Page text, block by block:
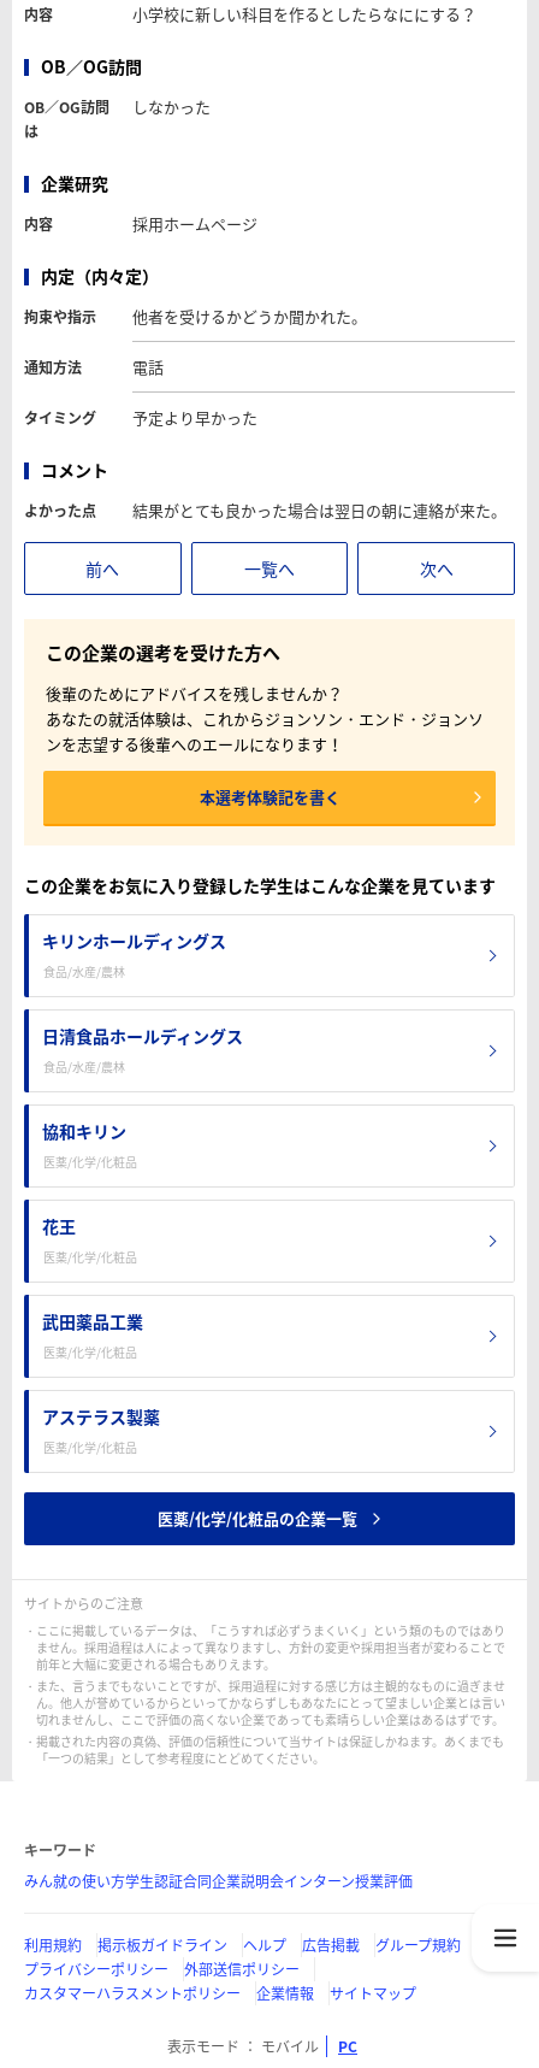
内容 小学校に新しい科目を作るとしたらなににする？
OB／OG訪問
OB／OG訪問
は
しなかった
企業研究
内容 採用ホームページ
内定（内々定）
拘束や指示 他者を受けるかどうか聞かれた。
通知方法 電話
タイミング 予定より早かった
コメント
よかった点 結果がとても良かった場合は翌日の朝に連絡が来た。
前へ 一覧へ 次へ
この企業の選考を受けた方へ
後輩のためにアドバイスを残しませんか？
あなたの就活体験は、これからジョンソン・エンド・ジョンソ
ンを志望する後輩へのエールになります！
本選考体験記を書く
この企業をお気に入り登録した学生はこんな企業を見ています
キリンホールディングス
食品/水産/農林
日清食品ホールディングス
食品/水産/農林
協和キリン
医薬/化学/化粧品
花王
医薬/化学/化粧品
武田薬品工業
医薬/化学/化粧品
アステラス製薬
医薬/化学/化粧品
医薬/化学/化粧品の企業一覧
サイトからのご注意
ここに掲載しているデータは、「こうすれば必ずうまくいく」という類のものではあり
ません。採用過程は人によって異なりますし、方針の変更や採用担当者が変わることで
前年と大幅に変更される場合もありえます。
また、言うまでもないことですが、採用過程に対する感じ方は主観的なものに過ぎませ
ん。他人が誉めているからといってかならずしもあなたにとって望ましい企業とは言い
切れませんし、ここで評価の高くない企業であっても素晴らしい企業はあるはずです。
掲載された内容の真偽、評価の信頼性について当サイトは保証しかねます。あくまでも
「一つの結果」として参考程度にとどめてください。
キーワード
みん就の使い方学生認証合同企業説明会インターン授業評価
利用規約 掲示板ガイドライン ヘルプ 広告掲載
グループ規約
プライバシーポリシー
外部送信ポリシー
カスタマーハラスメントポリシー
企業情報 サイトマップ
表示モード モバイル PC